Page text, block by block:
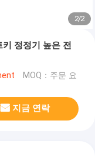
2/2
정정기 높은 전
MOQ：주문 요
지금 연락